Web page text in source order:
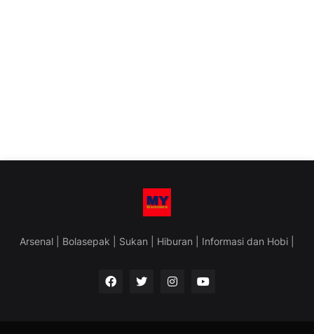
Arsenal | Bolasepak | Sukan | Hiburan | Informasi dan Hobi |